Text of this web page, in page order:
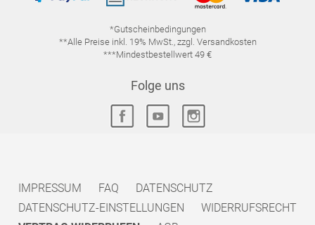
*Gutscheinbedingungen
**Alle Preise inkl. 19% MwSt., zzgl. Versandkosten
***Mindestbestellwert 49 €
Folge uns
IMPRESSUM FAQ
DATENSCHUTZ
DATENSCHUTZ-EINSTELLUNGEN
WIDERRUFSRECHT